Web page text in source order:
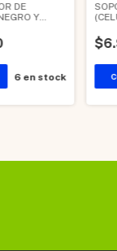
DE
Y
6en stock